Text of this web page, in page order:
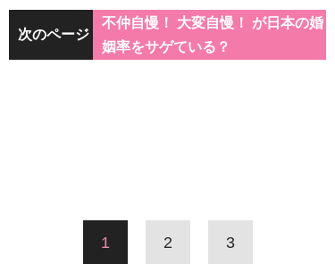
次のページ
不仲自慢！ 大変自慢！ が日本の婚
姻率をサゲている？
1 2 3